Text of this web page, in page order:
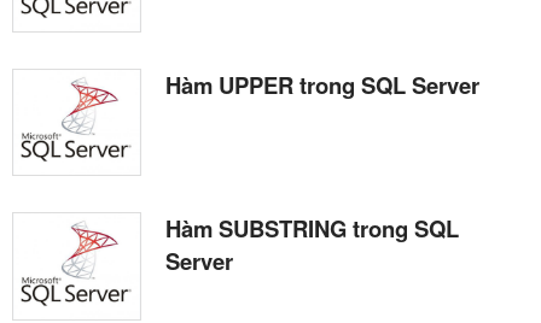
Hàm UPPER trong SQL Server
Hàm SUBSTRING trong SQL
Server